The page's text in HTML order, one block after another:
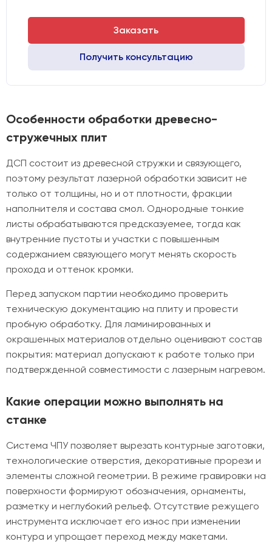
Заказать
Получить консультацию
Особенности обработки древесно-
стружечных плит
ДСП состоит из древесной стружки и связующего,
поэтому результат лазерной обработки зависит не
только от толщины, но и от плотности, фракции
наполнителя и состава смол. Однородные тонкие
листы обрабатываются предсказуемее, тогда как
внутренние пустоты и участки с повышенным
содержанием связующего могут менять скорость
прохода и оттенок кромки.
Перед запуском партии необходимо проверить
техническую документацию на плиту и провести
пробную обработку. Для ламинированных и
окрашенных материалов отдельно оценивают состав
покрытия: материал допускают к работе только при
подтвержденной совместимости с лазерным нагревом.
Какие операции можно выполнять на
станке
Система ЧПУ позволяет вырезать контурные заготовки,
технологические отверстия, декоративные прорези и
элементы сложной геометрии. В режиме гравировки на
поверхности формируют обозначения, орнаменты,
разметку и неглубокий рельеф. Отсутствие режущего
инструмента исключает его износ при изменении
контура и упрощает переход между макетами.